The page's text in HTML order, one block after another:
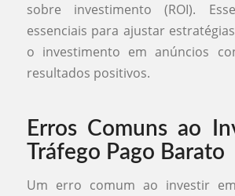
sobre investimento (ROI).
essenciais para ajustar
o investimento em anúncios
resultados positivos.
Erros Comuns ao
Tráfego Pago Barato
Um erro comum ao investir